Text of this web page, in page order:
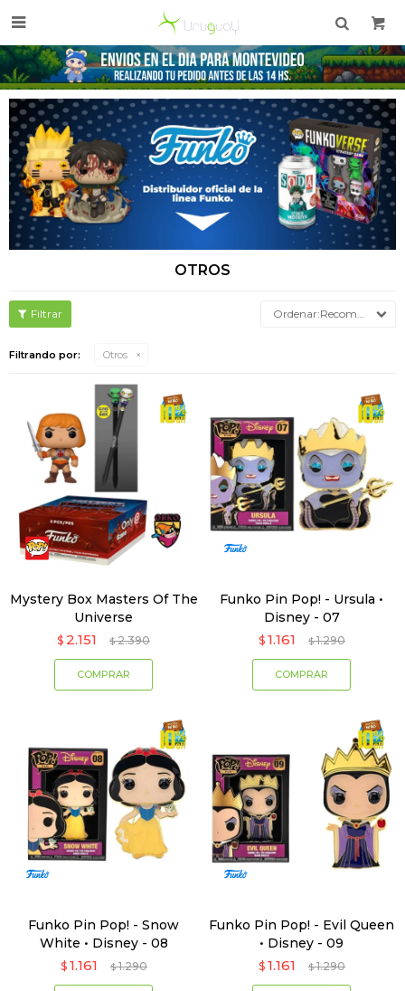

OTROS
Recomendados
Filtrando por: Otros
Mystery Box Masters Of The
Universe
$ 2.151 $ 2.390
Funko Pin Pop! - Ursula •
Disney - 07
$ 1.161 $ 1.290
Funko Pin Pop! - Snow
White • Disney - 08
$ 1.161 $ 1.290
Funko Pin Pop! - Evil Queen
• Disney - 09
$ 1.161 $ 1.290